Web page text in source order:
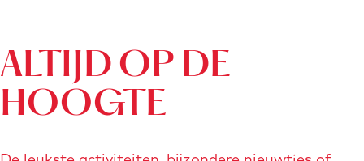
ALTIJD OP DE
HOOGTE